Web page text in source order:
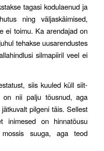
tagasi kodulaenud ja
ning väljaskäimised,
ei toimu. Ka arendajad on
tehakse uusarendustes
silmapiiril veel ei
siis kuuled küll siit-
nii palju tõusnud, aga
pilgeni täis. Sellest
inimesed on hinnatõusu
suuga, aga teod